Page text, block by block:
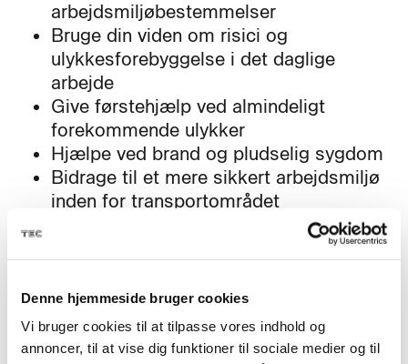
Denne hjemmeside bruger cookies
Vi bruger cookies til at tilpasse vores indhold og
annoncer, til at vise dig funktioner til sociale medier og til
arbejdsmiljøbestemmelser
Bruge din viden om risici og
ulykkesforebyggelse i det daglige
arbejde
Give førstehjælp ved almindeligt
forekommende ulykker
Hjælpe ved brand og pludselig sygdom
Bidrage til et mere sikkert arbejdsmiljø
inden for transportområdet
Fag til kurset